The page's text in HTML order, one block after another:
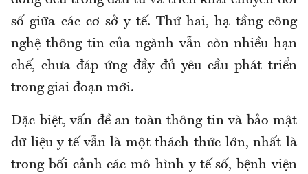
số giữa các cơ sở y tế. Thứ hai, hạ tầng công
nghệ thông tin của ngành vẫn còn nhiều hạn
chế, chưa đáp ứng đầy đủ yêu cầu phát triển
trong giai đoạn mới.
Đặc biệt, vấn đề an toàn thông tin và bảo mật
dữ liệu y tế vẫn là một thách thức lớn, nhất là
trong bối cảnh các mô hình y tế số, bệnh viện